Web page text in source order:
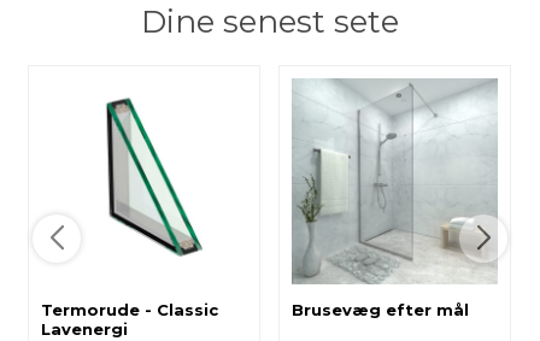
Dine senest sete
Termorude - Classic
Lavenergi
Brusevæg efter mål